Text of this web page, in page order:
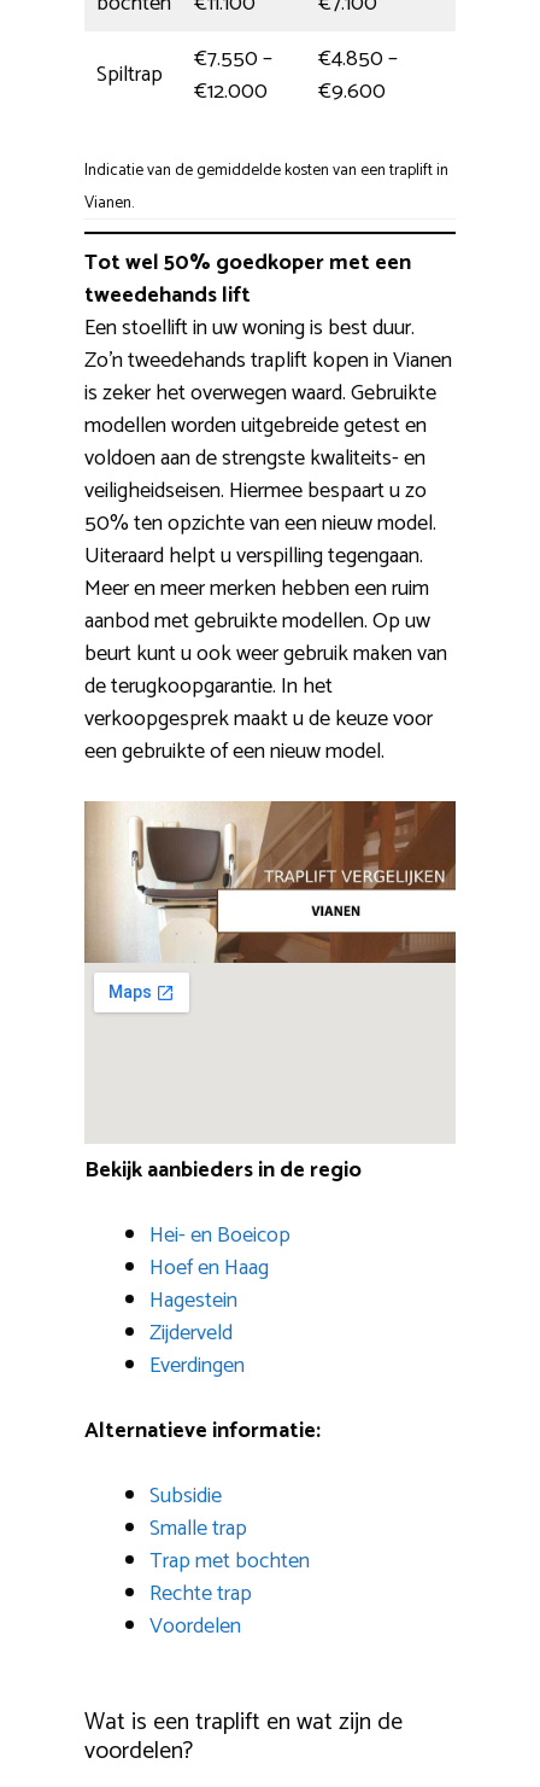
Spiltrap
€7.550 –
€12.000
€4.850 –
€9.600
Indicatie van de gemiddelde kosten van een traplift in
Vianen.
Tot wel 50% goedkoper met een
tweedehands lift
Een stoellift in uw woning is best duur.
Zo’n tweedehands traplift kopen in Vianen
is zeker het overwegen waard. Gebruikte
modellen worden uitgebreide getest en
voldoen aan de strengste kwaliteits- en
veiligheidseisen. Hiermee bespaart u zo
50% ten opzichte van een nieuw model.
Uiteraard helpt u verspilling tegengaan.
Meer en meer merken hebben een ruim
aanbod met gebruikte modellen. Op uw
beurt kunt u ook weer gebruik maken van
de terugkoopgarantie. In het
verkoopgesprek maakt u de keuze voor
een gebruikte of een nieuw model.
Bekijk aanbieders in de regio
Hei- en Boeicop
Hoef en Haag
Hagestein
Zijderveld
Everdingen
Alternatieve informatie:
Subsidie
Smalle trap
Trap met bochten
Rechte trap
Voordelen
Wat is een traplift en wat zijn de
voordelen?